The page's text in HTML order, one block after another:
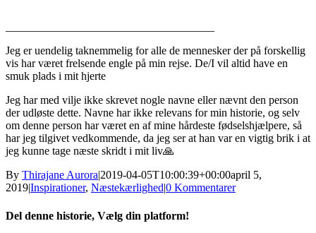
Jeg er uendelig taknemmelig for alle de mennesker der på forskellig
vis har været frelsende engle på min rejse. De/I vil altid have en
smuk plads i mit hjerte
Jeg har med vilje ikke skrevet nogle navne eller nævnt den person
der udløste dette. Navne har ikke relevans for min historie, og selv
om denne person har været en af mine hårdeste fødselshjælpere, så
har jeg tilgivet vedkommende, da jeg ser at han var en vigtig brik i at
jeg kunne tage næste skridt i mit liv🙏
By Thirajane Aurora|2019-04-05T10:00:39+00:00april 5,
2019|Inspirationer, Næstekærlighed|0 Kommentarer
Del denne historie, Vælg din platform!